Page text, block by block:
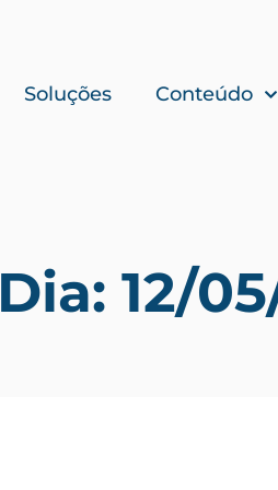
Soluções Conteúdo
Dia: 12/